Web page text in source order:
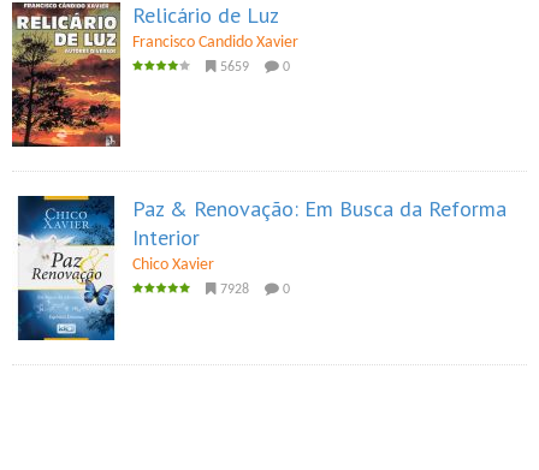
Relicário de Luz
Francisco Candido Xavier
5659 0
Paz & Renovação: Em Busca da Reforma
Interior
Chico Xavier
7928 0